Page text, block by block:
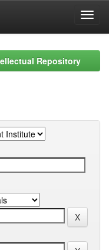
Repository